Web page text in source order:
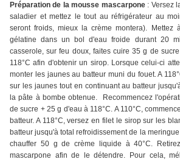
Préparation de la mousse mascarpone: Versez
saladier et mettez le tout au réfrigérateur au
seront froids, mieux la crème montera). Mettez
gélatine dans un bol d'eau froide durant 20
casserole, sur feu doux, faites cuire 35 g de
118°C afin d'obtenir un sirop. Lorsque celui-ci
monter les jaunes au batteur muni du fouet. A
sur les jaunes tout en continuant au batteur
la pâte à bombe obtenue. Recommencez
de sucre + 25 g d'eau à 118°C. A 110°C,
batteur. A 118°C, versez en filet le sirop sur les
batteur jusqu'à total refroidissement de la
chauffer 50 g de crème liquide à 40°C.
mascarpone afin de le détendre. Pour cela,